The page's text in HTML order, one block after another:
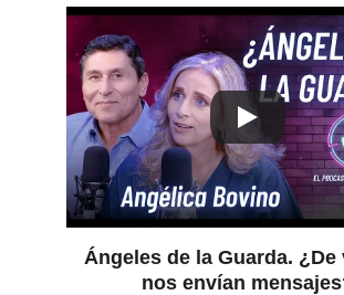
Ángeles de la Guarda. ¿De
nos envían